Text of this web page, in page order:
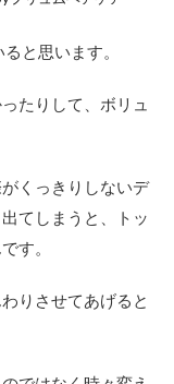
と思います。
たりして、ボリュ
くっきりしないデ
てしまうと、トッ
す。
りさせてあげると